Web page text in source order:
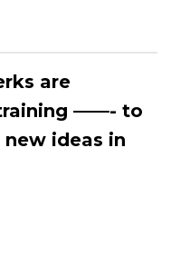
are
——- to
ideas in